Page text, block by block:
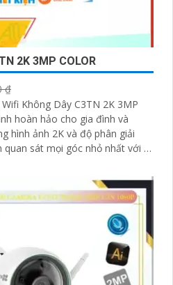
2K 3MP COLOR
₫
Không Dây C3TN 2K 3MP
hoàn hảo cho gia đình và
sát mọi góc nhỏ nhất với rõ